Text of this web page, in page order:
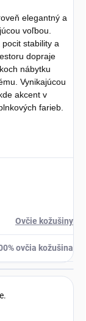
elegantný a
voľbou.
stability a
dopraje
nábytku
Vynikajúcou
akcent v
farieb.
Ovčie kožušiny
ovčia kožušina